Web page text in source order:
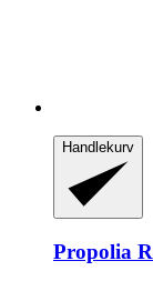
Handlekurv
Propolia